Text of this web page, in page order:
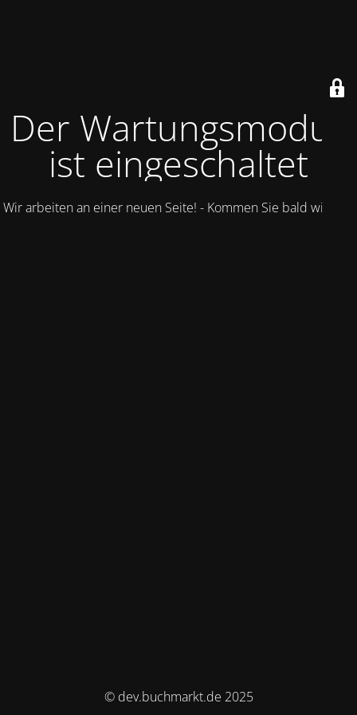
Der Wartungsmodus
ist eingeschaltet
Wir arbeiten an einer neuen Seite! - Kommen Sie bald wieder.
© dev.buchmarkt.de 2025